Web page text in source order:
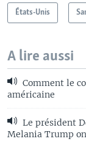
États-Unis
A lire aussi
Comment le
américaine
Le président
Melania Trump